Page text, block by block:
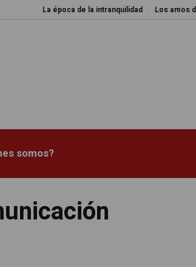
La época de la intranquilidad Los amos del mundo
somos?